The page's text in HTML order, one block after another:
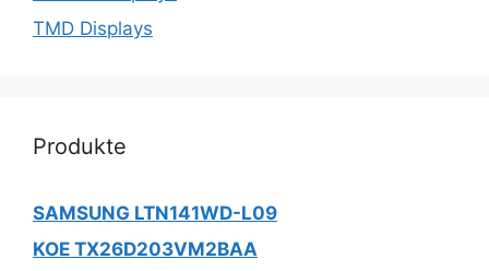
TMD Displays
Produkte
SAMSUNG LTN141WD-L09
KOE TX26D203VM2BAA